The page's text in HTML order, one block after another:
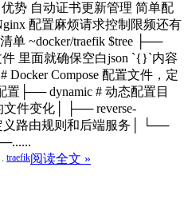
势 自动证书更新管理 简单配
配置麻烦请求控制限频还有
单 ~docker/traefik $tree ├──
件 里面就确保空白json `{}`内容
Docker Compose 配置文件，定
置├── dynamic # 动态配置目
件变化│ ├── reverse-
义路由规则和后端服务│ └──
, traefik阅读全文 »